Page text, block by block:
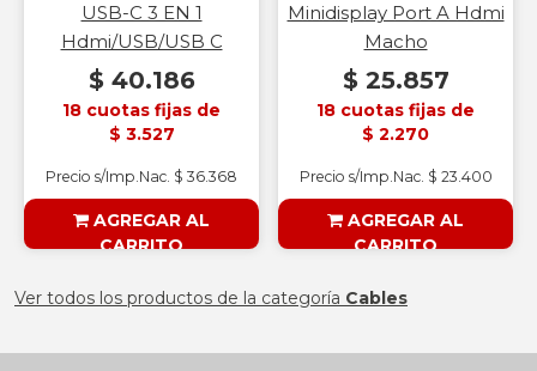
USB-C 3 EN 1
Hdmi/USB/USB C
$ 40.186
18 cuotas fijas de
$ 3.527
Precio s/Imp.Nac. $ 36.368
AGREGAR AL
CARRITO
Minidisplay Port A Hdmi
Macho
$ 25.857
18 cuotas fijas de
$ 2.270
Precio s/Imp.Nac. $ 23.400
AGREGAR AL
CARRITO
Ver todos los productos de la categoría Cables